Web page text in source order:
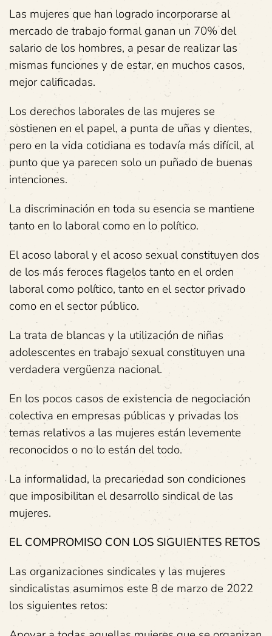
Las mujeres que han logrado incorporarse al
mercado de trabajo formal ganan un 70% del
salario de los hombres, a pesar de realizar las
mismas funciones y de estar, en muchos casos,
mejor calificadas.
Los derechos laborales de las mujeres se
sostienen en el papel, a punta de uñas y dientes,
pero en la vida cotidiana es todavía más difícil, al
punto que ya parecen solo un puñado de buenas
intenciones.
La discriminación en toda su esencia se mantiene
tanto en lo laboral como en lo político.
El acoso laboral y el acoso sexual constituyen dos
de los más feroces flagelos tanto en el orden
laboral como político, tanto en el sector privado
como en el sector público.
La trata de blancas y la utilización de niñas
adolescentes en trabajo sexual constituyen una
verdadera vergüenza nacional.
En los pocos casos de existencia de negociación
colectiva en empresas públicas y privadas los
temas relativos a las mujeres están levemente
reconocidos o no lo están del todo.
La informalidad, la precariedad son condiciones
que imposibilitan el desarrollo sindical de las
mujeres.
EL COMPROMISO CON LOS SIGUIENTES RETOS
Las organizaciones sindicales y las mujeres
sindicalistas asumimos este 8 de marzo de 2022
los siguientes retos: